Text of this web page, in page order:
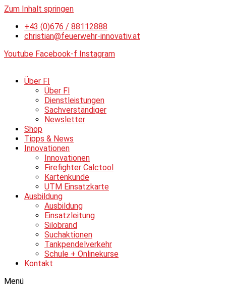
Zum Inhalt springen
+43 (0)676 / 88112888
christian@feuerwehr-innovativ.at
Youtube Facebook-f Instagram
Über FI
Über FI
Dienstleistungen
Sachverständiger
Newsletter
Shop
Tipps & News
Innovationen
Innovationen
Firefighter Calctool
Kartenkunde
UTM Einsatzkarte
Ausbildung
Ausbildung
Einsatzleitung
Silobrand
Suchaktionen
Tankpendelverkehr
Schule + Onlinekurse
Kontakt
Menü